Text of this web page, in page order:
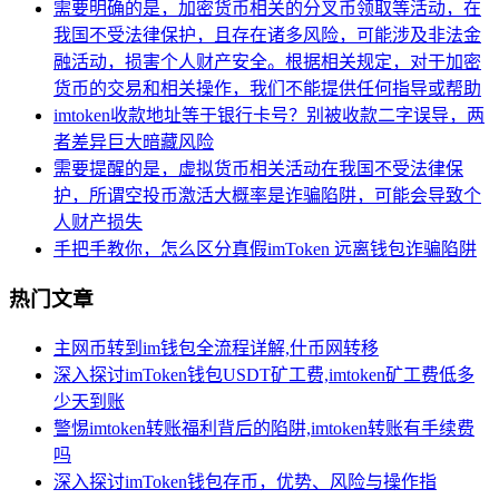
需要明确的是，加密货币相关的分叉币领取等活动，在
我国不受法律保护，且存在诸多风险，可能涉及非法金
融活动，损害个人财产安全。根据相关规定，对于加密
货币的交易和相关操作，我们不能提供任何指导或帮助
imtoken收款地址等于银行卡号？别被收款二字误导，两
者差异巨大暗藏风险
需要提醒的是，虚拟货币相关活动在我国不受法律保
护，所谓空投币激活大概率是诈骗陷阱，可能会导致个
人财产损失
手把手教你，怎么区分真假imToken 远离钱包诈骗陷阱
热门文章
主网币转到im钱包全流程详解,什币网转移
深入探讨imToken钱包USDT矿工费,imtoken矿工费低多
少天到账
警惕imtoken转账福利背后的陷阱,imtoken转账有手续费
吗
深入探讨imToken钱包存币，优势、风险与操作指